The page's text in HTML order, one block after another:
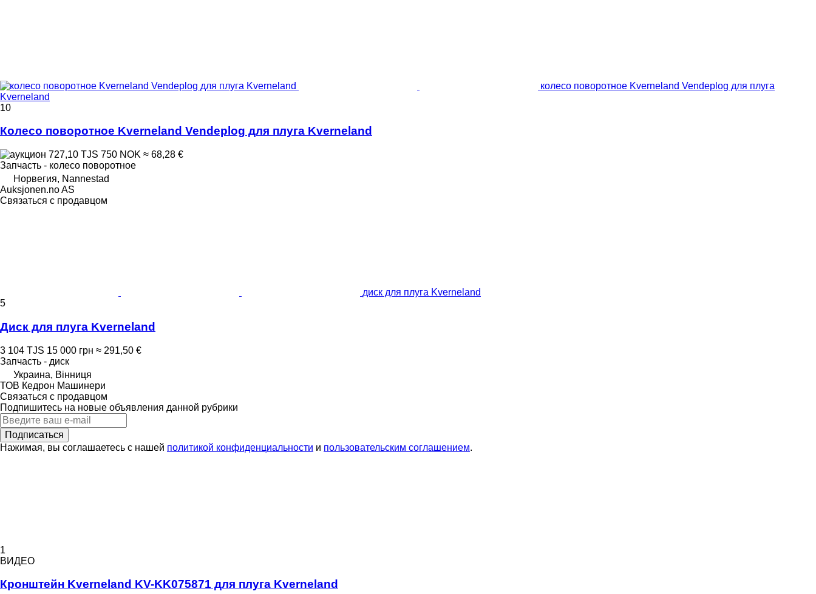
колесо поворотное Kverneland Vendeplog для плуга
Kverneland
10
Колесо поворотное Kverneland Vendeplog для плуга Kverneland
727,10 TJS 750 NOK ≈ 68,28 €
Запчасть - колесо поворотное
Норвегия, Nannestad
Auksjonen.no AS
Связаться с продавцом
диск для плуга Kverneland
5
Диск для плуга Kverneland
3 104 TJS 15 000 грн ≈ 291,50 €
Запчасть - диск
Украина, Вінниця
ТОВ Кедрон Машинери
Связаться с продавцом
Подпишитесь на новые объявления данной рубрики
Подписаться
Нажимая, вы соглашаетесь с нашей политикой конфиденциальности и пользовательским соглашением.
1
ВИДЕО
Кронштейн Kverneland KV-KK075871 для плуга Kverneland